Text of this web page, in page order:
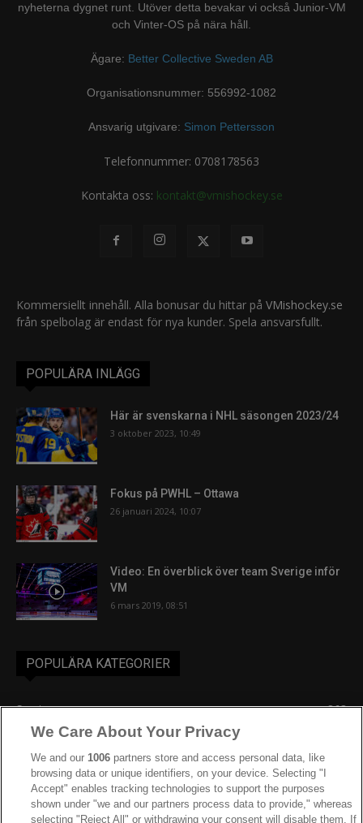
nyheterna dygnet runt. Utöver detta bevakar vi också Junior-VM
och Vinter-OS på nära håll.
Ägare: Better Collective Sweden AB
Organisationsnummer: 556992-1082
Ansvarig utgivare: Simon Pettersson
Telefonnummer: 0708178563
Kontakta oss: kontakt@vmishockey.se
Kommersiellt innehåll. Alla bonusar du hittar på VMishockey.se
från spelbolag är endast för nya kunder. Spela ansvarsfullt.
POPULÄRA INLÄGG
Här är svenskarna i NHL säsongen 2023/24
3 oktober 2023, 10:49
Fokus på PWHL – Ottawa
26 januari 2024, 10:07
Video: En överblick över team Sverige inför
VM
6 mars 2019, 08:51
POPULÄRA KATEGORIER
Sverige
863
Ishockey-VM
IIHF
JVM
Kanada
204
We Care About Your Privacy
We and our1006 partners store and access personal data, like
browsing data or unique identifiers, on your device. Selecting "I
Accept" enables tracking technologies to support the purposes
shown under "we and our partners process data to provide," whereas
selecting "Reject All" or withdrawing your consent will disable them. If